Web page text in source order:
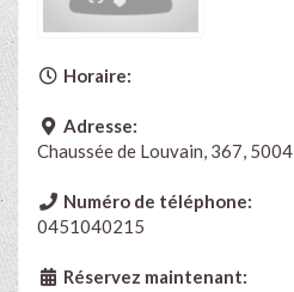
Horaire:
Adresse:
Chaussée de Louvain, 367,
Numéro de téléphone:
0451040215
Réservez maintenant: